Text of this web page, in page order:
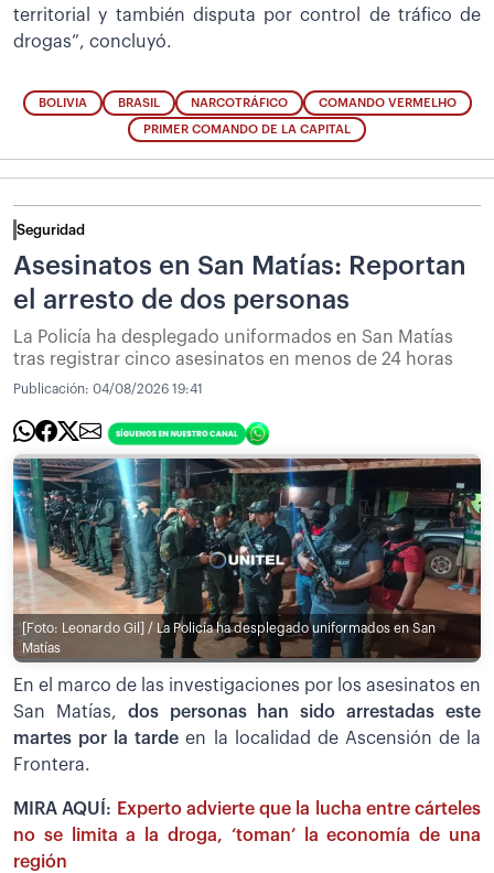
territorial y también disputa por control de tráfico de
drogas”, concluyó.
BOLIVIA BRASIL NARCOTRÁFICO COMANDO VERMELHO
PRIMER COMANDO DE LA CAPITAL
Seguridad
Asesinatos en San Matías: Reportan
el arresto de dos personas
La Policía ha desplegado uniformados en San Matías
tras registrar cinco asesinatos en menos de 24 horas
Publicación: 04/08/2026 19:41
[Foto: Leonardo Gil] / La Policía ha desplegado uniformados en San
Matías
En el marco de las investigaciones por los asesinatos en
San Matías, dos personas han sido arrestadas este
martes por la tarde en la localidad de Ascensión de la
Frontera.
MIRA AQUÍ: Experto advierte que la lucha entre cárteles
no se limita a la droga, ‘toman’ la economía de una
región